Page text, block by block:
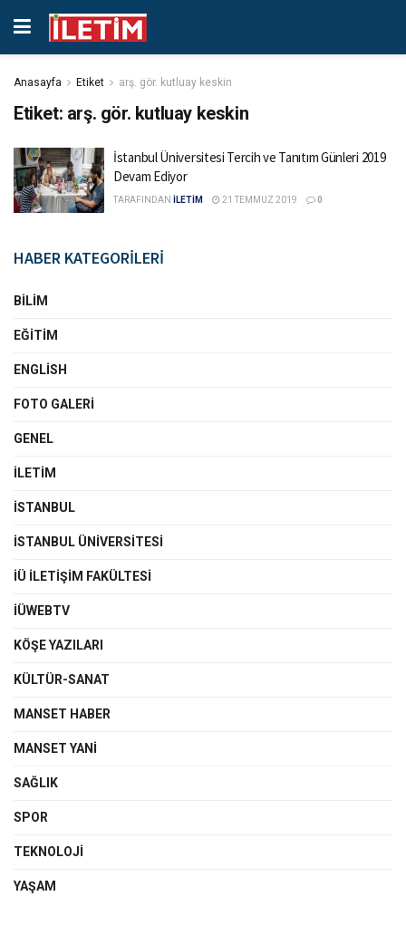
Anasayfa Etiket arş. gör. kutluay keskin
Etiket: arş. gör. kutluay keskin
İstanbul Üniversitesi Tercih ve Tanıtım Günleri 2019
Devam Ediyor
TARAFINDAN İLETİM 21 TEMMUZ 2019 0
HABER KATEGORİLERİ
BILIM
EĞITIM
ENGLISH
FOTO GALERI
GENEL
İLETIM
İSTANBUL
İSTANBUL ÜNIVERSITESI
İÜ İLETIŞIM FAKÜLTESI
İÜWEBTV
KÖŞE YAZILARI
KÜLTÜR-SANAT
MANSET HABER
MANSET YANI
SAĞLIK
SPOR
TEKNOLOJI
YAŞAM